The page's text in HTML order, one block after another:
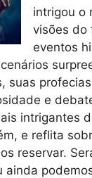
intrigou o
visões do
eventos
suas
e
intrigantes
e reflita
reservar.
ainda